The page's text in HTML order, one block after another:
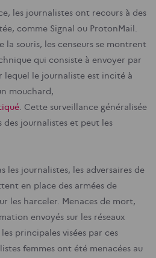
les journalistes ont recours à des
comme Signal ou ProtonMail.
la souris, les censeurs se montrent
qui consiste à envoyer par
lequel le journaliste est incité à
mouchard,
. Cette surveillance généralisée
des journalistes et peut les
les journalistes, les adversaires de
en place des armées de
les harceler. Menaces de mort,
envoyés sur les réseaux
principales visées par ces
femmes ont été menacées au